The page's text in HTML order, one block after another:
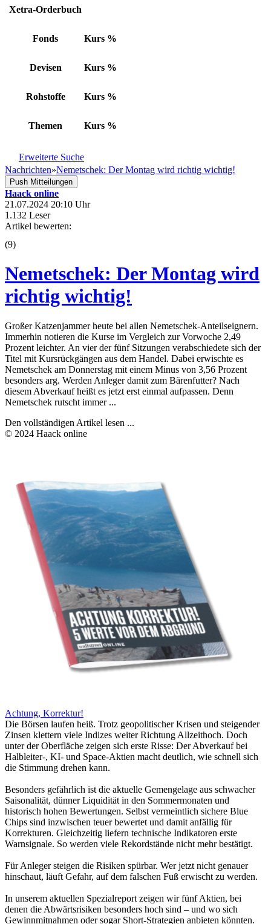
Xetra-Orderbuch
Fonds Kurs %
Devisen Kurs %
Rohstoffe Kurs %
Themen Kurs %
Erweiterte Suche
Nachrichten»Nemetschek: Der Montag wird richtig wichtig!
Push Mitteilungen
Haack online
21.07.2024 20:10 Uhr
1.132 Leser
Artikel bewerten:
(9)
Nemetschek: Der Montag wird
richtig wichtig!
Großer Katzenjammer heute bei allen Nemetschek-Anteilseignern.
Immerhin notieren die Kurse im Vergleich zur Vorwoche 2,49
Prozent leichter. An vier der fünf Sitzungen verabschiedete sich der
Titel mit Kursrückgängen aus dem Handel. Dabei erwischte es
Nemetschek am Donnerstag mit einem Minus von 3,56 Prozent
besonders arg. Werden Anleger damit zum Bärenfutter? Nach
diesem Abverkauf heißt es jetzt erst einmal aufpassen. Denn
Nemetschek rutscht immer ...
Den vollständigen Artikel lesen ...
© 2024 Haack online
Achtung, Korrektur!
Die Börsen laufen heiß. Trotz geopolitischer Krisen und steigender
Zinsen klettern viele Indizes weiter Richtung Allzeithoch. Doch
unter der Oberfläche zeigen sich erste Risse: Der Abverkauf bei
Halbleiter-, KI- und Space-Aktien macht deutlich, wie schnell sich
die Stimmung drehen kann.
Besonders gefährlich ist die aktuelle Gemengelage aus schwacher
Saisonalität, dünner Liquidität in den Sommermonaten und
historisch hohen Bewertungen. Selbst vermeintlich sichere Blue
Chips sind inzwischen teuer bewertet und damit anfällig für
Korrekturen. Gleichzeitig liefern technische Indikatoren erste
Warnsignale. So werden viele Rekordstände nicht mehr bestätigt.
Für Anleger steigen die Risiken spürbar. Wer jetzt nicht genauer
hinschaut, läuft Gefahr, auf dem falschen Fuß erwischt zu werden.
In unserem aktuellen Spezialreport zeigen wir fünf Aktien, bei
denen die Abwärtsrisiken besonders hoch sind – und wo sich
Gewinnmitnahmen oder sogar Short-Strategien anbieten könnten.